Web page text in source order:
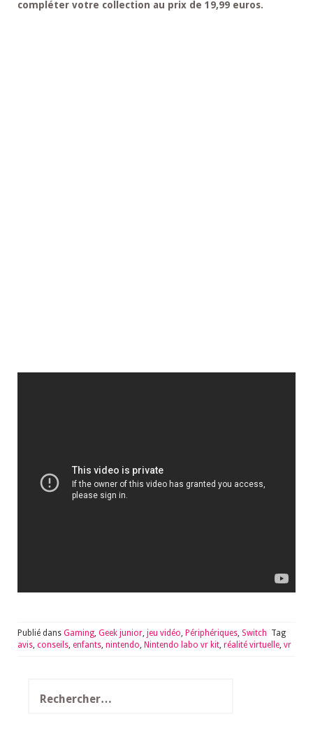
compléter votre collection au prix de 19,99 euros.
Publié dans Gaming, Geek junior, jeu vidéo, Périphériques, Switch Tag
avis, conseils, enfants, nintendo, Nintendo labo vr kit, réalité virtuelle, vr